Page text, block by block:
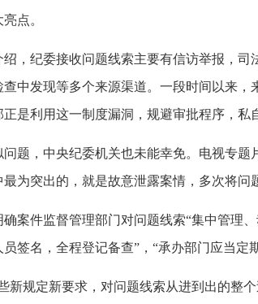
点。
，纪委接收问题线索主要有信访举报，司
查中发现等多个来源渠道。一段时间以来
正是利用这一制度漏洞，规避审批程序，私
题，中央纪委机关也未能幸免。电视专题
最为突出的，就是故意泄露案情，多次将问
案件监督管理部门对问题线索“集中管理
员签名，全程登记备查”，“承办部门应当定
新规定新要求，对问题线索从进到出的整